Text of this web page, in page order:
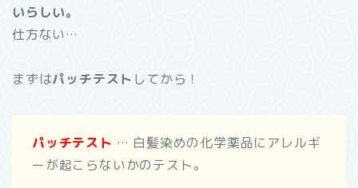
いらしい。
仕方ない…
まずはパッチテスト してから！
パッチテスト … 白髪染めの化学薬品にアレルギ
ーが起こらないかのテスト。